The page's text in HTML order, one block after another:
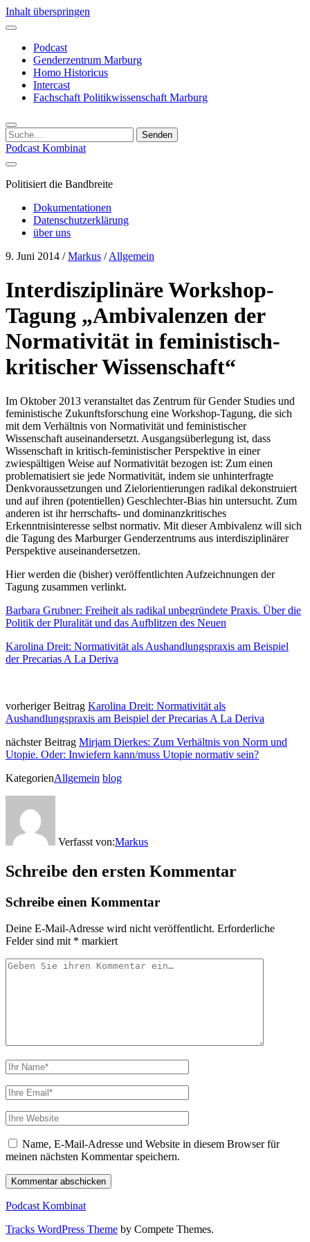
Inhalt überspringen
Podcast
Genderzentrum Marburg
Homo Historicus
Intercast
Fachschaft Politikwissenschaft Marburg
Suchen
nach:
Podcast Kombinat
Politisiert die Bandbreite
Dokumentationen
Datenschutzerklärung
über uns
9. Juni 2014 /Markus /Allgemein
Interdisziplinäre Workshop-
Tagung „Ambivalenzen der
Normativität in feministisch-
kritischer Wissenschaft“
Im Oktober 2013 veranstaltet das Zentrum für Gender Studies und
feministische Zukunftsforschung eine Workshop-Tagung, die sich
mit dem Verhältnis von Normativität und feministischer
Wissenschaft auseinandersetzt. Ausgangsüberlegung ist, dass
Wissenschaft in kritisch-feministischer Perspektive in einer
zwiespältigen Weise auf Normativität bezogen ist: Zum einen
problematisiert sie jede Normativität, indem sie unhinterfragte
Denkvoraussetzungen und Zielorientierungen radikal dekonstruiert
und auf ihren (potentiellen) Geschlechter-Bias hin untersucht. Zum
anderen ist ihr herrschafts- und dominanzkritisches
Erkenntnisinteresse selbst normativ. Mit dieser Ambivalenz will sich
die Tagung des Marburger Genderzentrums aus interdisziplinärer
Perspektive auseinandersetzen.
Hier werden die (bisher) veröffentlichten Aufzeichnungen der
Tagung zusammen verlinkt.
Barbara Grubner: Freiheit als radikal unbegründete Praxis. Über die
Politik der Pluralität und das Aufblitzen des Neuen
Karolina Dreit: Normativität als Aushandlungspraxis am Beispiel
der Precarias A La Deriva
vorheriger Beitrag Karolina Dreit: Normativität als
Aushandlungspraxis am Beispiel der Precarias A La Deriva
nächster Beitrag Mirjam Dierkes: Zum Verhältnis von Norm und
Utopie. Oder: Inwiefern kann/muss Utopie normativ sein?
KategorienAllgemein blog
Verfasst von:Markus
Schreibe den ersten Kommentar
Schreibe einen Kommentar
Deine E-Mail-Adresse wird nicht veröffentlicht. Erforderliche
Felder sind mit * markiert
Ihr
Ihr
Name
Ihre
Email
Webseiten
URL
Name, E-Mail-Adresse und Website in diesem Browser für
meinen nächsten Kommentar speichern.
Podcast Kombinat
Tracks WordPress Theme by Compete Themes.